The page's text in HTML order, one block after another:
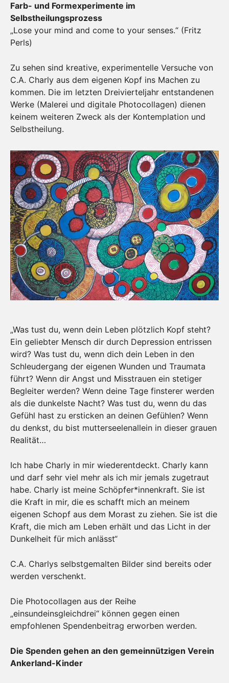
Farb- und Formexperimente im
Selbstheilungsprozess
„Lose your mind and come to your senses.“ (Fritz
Perls)
Zu sehen sind kreative, experimentelle Versuche von
C.A. Charly aus dem eigenen Kopf ins Machen zu
kommen. Die im letzten Dreivierteljahr entstandenen
Werke (Malerei und digitale Photocollagen) dienen
keinem weiteren Zweck als der Kontemplation und
Selbstheilung.
„Was tust du, wenn dein Leben plötzlich Kopf steht?
Ein geliebter Mensch dir durch Depression entrissen
wird? Was tust du, wenn dich dein Leben in den
Schleudergang der eigenen Wunden und Traumata
führt? Wenn dir Angst und Misstrauen ein stetiger
Begleiter werden? Wenn deine Tage finsterer werden
als die dunkelste Nacht? Was tust du, wenn du das
Gefühl hast zu ersticken an deinen Gefühlen? Wenn
du denkst, du bist mutterseelenallein in dieser grauen
Realität…
Ich habe Charly in mir wiederentdeckt. Charly kann
und darf sehr viel mehr als ich mir jemals zugetraut
habe. Charly ist meine Schöpfer*innenkraft. Sie ist
die Kraft in mir, die es schafft mich an meinem
eigenen Schopf aus dem Morast zu ziehen. Sie ist die
Kraft, die mich am Leben erhält und das Licht in der
Dunkelheit für mich anlässt“
C.A. Charlys selbstgemalten Bilder sind bereits oder
werden verschenkt.
Die Photocollagen aus der Reihe
„einsundeinsgleichdrei“ können gegen einen
empfohlenen Spendenbeitrag erworben werden.
Die Spenden gehen an den gemeinnützigen Verein
Ankerland-Kinder